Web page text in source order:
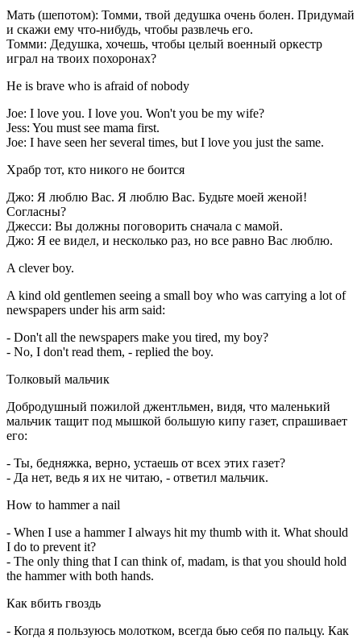
Мать (шепотом): Томми, твой дедушка очень болен. Придумай
и скажи ему что-нибудь, чтобы развлечь его.
Томми: Дедушка, хочешь, чтобы целый военный оркестр
играл на твоих похоронах?
He is brave who is afraid of nobody
Joe: I love you. I love you. Won't you be my wife?
Jess: You must see mama first.
Joe: I have seen her several times, but I love you just the same.
Храбр тот, кто никого не боится
Джо: Я люблю Вас. Я люблю Вас. Будьте моей женой!
Согласны?
Джесси: Вы должны поговорить сначала с мамой.
Джо: Я ее видел, и несколько раз, но все равно Вас люблю.
A clever boy.
A kind old gentlemen seeing a small boy who was carrying a lot of
newspapers under his arm said:
- Don't all the newspapers make you tired, my boy?
- No, I don't read them, - replied the boy.
Толковый мальчик
Добродушный пожилой джентльмен, видя, что маленький
мальчик тащит под мышкой большую кипу газет, спрашивает
его:
- Ты, бедняжка, верно, устаешь от всех этих газет?
- Да нет, ведь я их не читаю, - ответил мальчик.
How to hammer a nail
- When I use a hammer I always hit my thumb with it. What should
I do to prevent it?
- The only thing that I can think of, madam, is that you should hold
the hammer with both hands.
Как вбить гвоздь
- Когда я пользуюсь молотком, всегда бью себя по пальцу. Как